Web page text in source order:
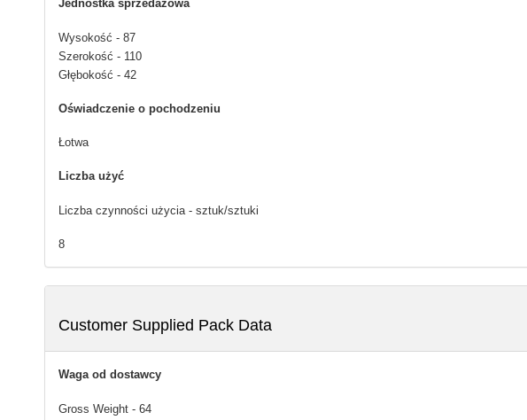
Jednostka sprzedażowa
Wysokość - 87
Szerokość - 110
Głębokość - 42
Oświadczenie o pochodzeniu
Łotwa
Liczba użyć
Liczba czynności użycia - sztuk/sztuki
8
Customer Supplied Pack Data
Waga od dostawcy
Gross Weight - 64